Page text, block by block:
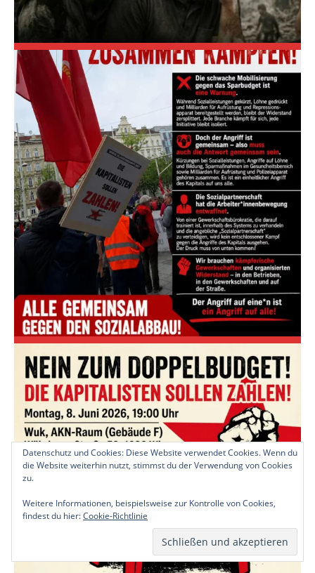
Datenschutz und Cookies: Diese Website verwendet Cookies. Wenn du
die Website weiterhin nutzt, stimmst du der Verwendung von Cookies
zu.
Weitere Informationen, beispielsweise zur Kontrolle von Cookies,
findest du hier:Cookie-Richtlinie